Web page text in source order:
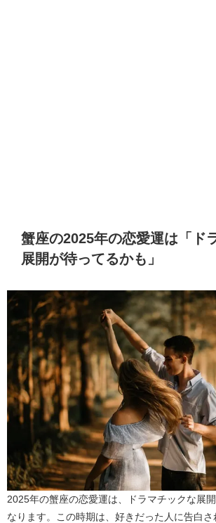
蟹座の2025年の恋愛運は「ド
展開が待ってるかも」
2025年の蟹座の恋愛運は、ドラマチックな展
なります。この時期は、好きだった人に告白